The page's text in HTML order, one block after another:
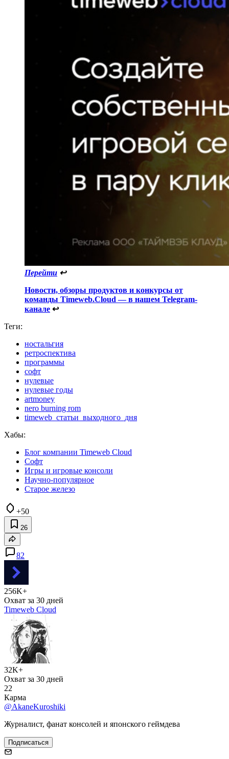
Перейти ↩
Новости, обзоры продуктов и конкурсы от
команды Timeweb.Cloud — в нашем Telegram-
канале ↩
Теги:
ностальгия
ретроспектива
программы
софт
нулевые
нулевые годы
artmoney
nero burning rom
timeweb_статьи_выходного_дня
Хабы:
Блог компании Timeweb Cloud
Софт
Игры и игровые консоли
Научно-популярное
Старое железо
+50
26
82
256K+
Охват за 30 дней
Timeweb Cloud
32K+
Охват за 30 дней
22
Карма
@AkaneKuroshiki
Журналист, фанат консолей и японского геймдева
Подписаться